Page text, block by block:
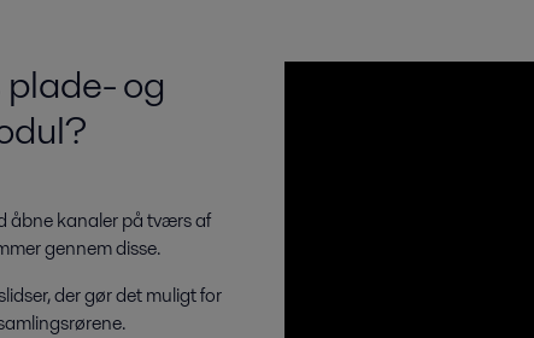
og
åbne kanaler på tværs af
gennem disse.
der gør det muligt for